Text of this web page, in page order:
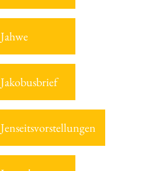
Jahwe
Jakobusbrief
Jenseitsvorstellungen